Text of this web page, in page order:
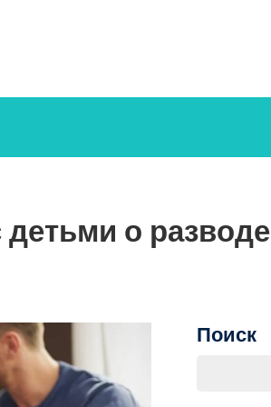
детьми о разводе
Поиск